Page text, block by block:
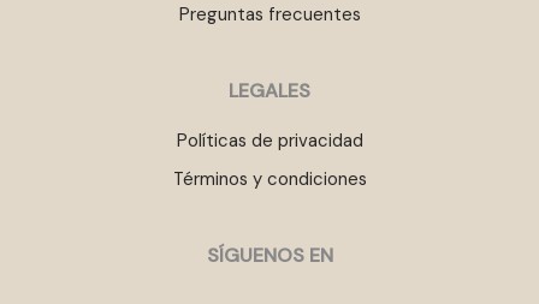
Preguntas frecuentes
LEGALES
Políticas de privacidad
Términos y condiciones
SÍGUENOS EN